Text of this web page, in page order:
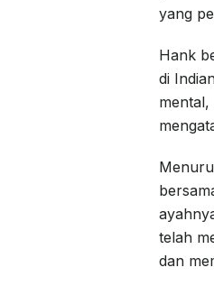
yang
Hank
di
telah
dan